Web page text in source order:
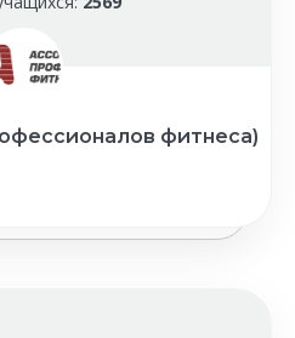
фитнеса)